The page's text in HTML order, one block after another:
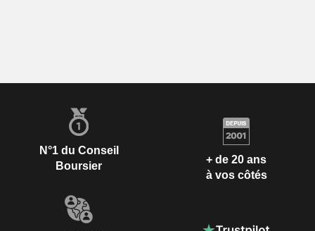
N°1 du Conseil
Boursier
+ de 20 ans
à vos côtés